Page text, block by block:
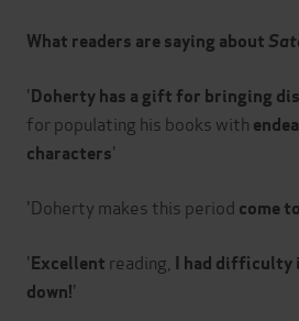
What readers are saying about
'Doherty has a gift for bringing
for populating his books with
characters'
'Doherty makes this period come
'Excellent reading, I had difficulty
down!'